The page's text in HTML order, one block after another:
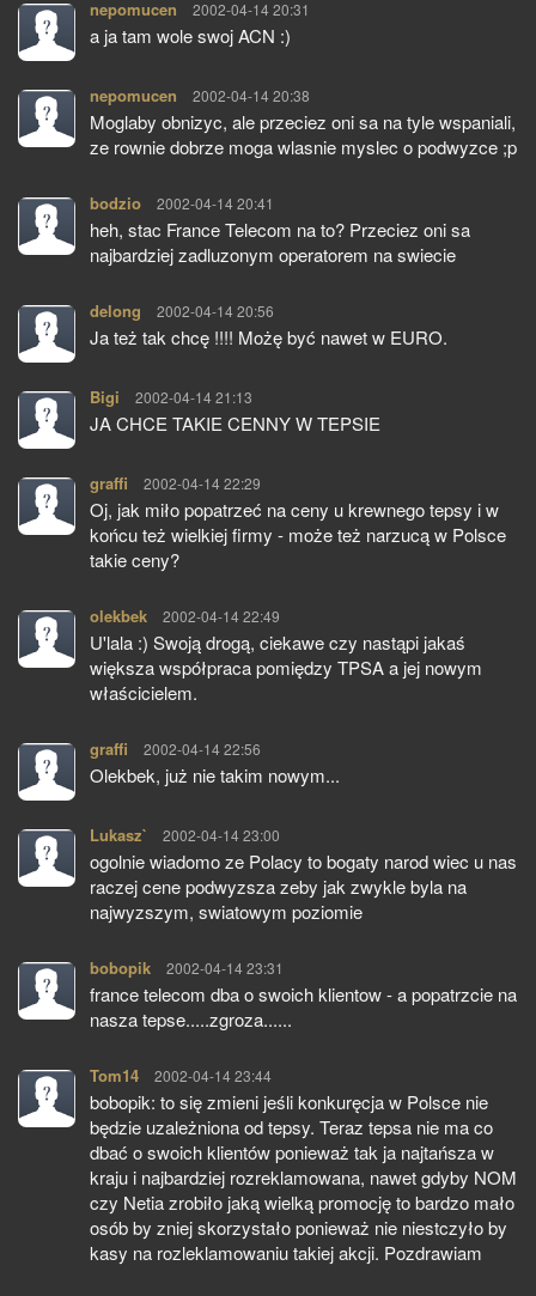
nepomucen pisze:
2002-04-14 20:31
a ja tam wole swoj ACN :)
nepomucen pisze:
2002-04-14 20:38
Moglaby obnizyc, ale przeciez oni sa na tyle wspaniali,
ze rownie dobrze moga wlasnie myslec o podwyzce ;p
bodzio pisze:
2002-04-14 20:41
heh, stac France Telecom na to? Przeciez oni sa
najbardziej zadluzonym operatorem na swiecie
delong pisze:
2002-04-14 20:56
Ja też tak chcę !!!! Możę być nawet w EURO.
Bigi pisze:
2002-04-14 21:13
JA CHCE TAKIE CENNY W TEPSIE
graffi pisze:
2002-04-14 22:29
Oj, jak miło popatrzeć na ceny u krewnego tepsy i w
końcu też wielkiej firmy - może też narzucą w Polsce
takie ceny?
olekbek pisze:
2002-04-14 22:49
U'lala :) Swoją drogą, ciekawe czy nastąpi jakaś
większa współpraca pomiędzy TPSA a jej nowym
właścicielem.
graffi pisze:
2002-04-14 22:56
Olekbek, już nie takim nowym...
Lukasz` pisze:
2002-04-14 23:00
ogolnie wiadomo ze Polacy to bogaty narod wiec u nas
raczej cene podwyzsza zeby jak zwykle byla na
najwyzszym, swiatowym poziomie
bobopik pisze:
2002-04-14 23:31
france telecom dba o swoich klientow - a popatrzcie na
nasza tepse.....zgroza......
Tom14 pisze:
2002-04-14 23:44
bobopik: to się zmieni jeśli konkuręcja w Polsce nie
będzie uzależniona od tepsy. Teraz tepsa nie ma co
dbać o swoich klientów ponieważ tak ja najtańsza w
kraju i najbardziej rozreklamowana, nawet gdyby NOM
czy Netia zrobiło jaką wielką promocję to bardzo mało
osób by zniej skorzystało ponieważ nie niestczyło by
kasy na rozleklamowaniu takiej akcji. Pozdrawiam